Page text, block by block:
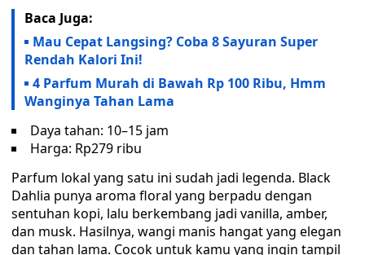
Baca Juga:
Mau Cepat Langsing? Coba 8 Sayuran Super
Rendah Kalori Ini!
4 Parfum Murah di Bawah Rp 100 Ribu, Hmm
Wanginya Tahan Lama
Daya tahan: 10–15 jam
Harga: Rp279 ribu
Parfum lokal yang satu ini sudah jadi legenda. Black
Dahlia punya aroma floral yang berpadu dengan
sentuhan kopi, lalu berkembang jadi vanilla, amber,
dan musk. Hasilnya, wangi manis hangat yang elegan
dan tahan lama. Cocok untuk kamu yang ingin tampil